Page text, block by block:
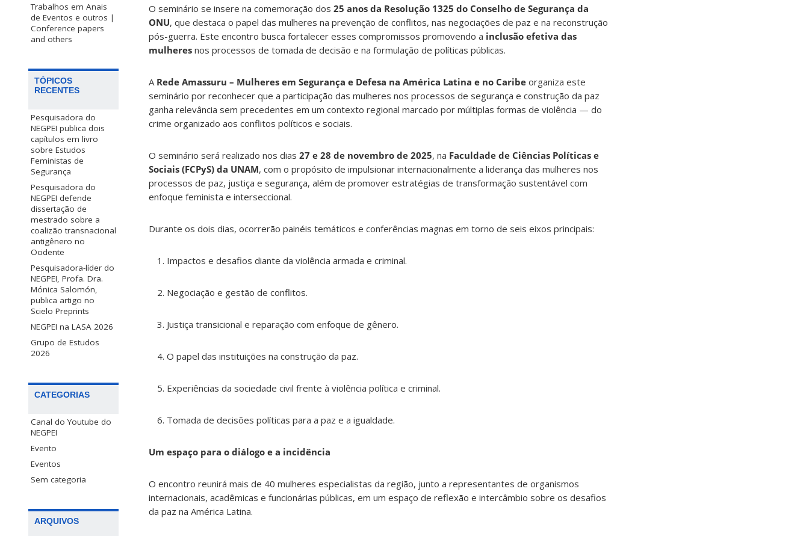
Trabalhos em Anais
de Eventos e outros |
Conference papers
and others
TÓPICOS
RECENTES
Pesquisadora do
NEGPEI publica dois
capítulos em livro
sobre Estudos
Feministas de
Segurança
Pesquisadora do
NEGPEI defende
dissertação de
mestrado sobre a
coalizão transnacional
antigênero no
Ocidente
Pesquisadora-líder do
NEGPEI, Profa. Dra.
Mónica Salomón,
publica artigo no
Scielo Preprints
NEGPEI na LASA 2026
Grupo de Estudos
2026
CATEGORIAS
Canal do Youtube do
NEGPEI
Evento
Eventos
Sem categoria
ARQUIVOS
O seminário se insere na comemoração dos 25 anos da Resolução 1325 do Conselho de Segurança da
ONU, que destaca o papel das mulheres na prevenção de conflitos, nas negociações de paz e na reconstrução
pós-guerra. Este encontro busca fortalecer esses compromissos promovendo a inclusão efetiva das
mulheres nos processos de tomada de decisão e na formulação de políticas públicas.
A Rede Amassuru – Mulheres em Segurança e Defesa na América Latina e no Caribe organiza este
seminário por reconhecer que a participação das mulheres nos processos de segurança e construção da paz
ganha relevância sem precedentes em um contexto regional marcado por múltiplas formas de violência — do
crime organizado aos conflitos políticos e sociais.
O seminário será realizado nos dias 27 e 28 de novembro de 2025, na Faculdade de Ciências Políticas e
Sociais (FCPyS) da UNAM, com o propósito de impulsionar internacionalmente a liderança das mulheres nos
processos de paz, justiça e segurança, além de promover estratégias de transformação sustentável com
enfoque feminista e interseccional.
Durante os dois dias, ocorrerão painéis temáticos e conferências magnas em torno de seis eixos principais:
Impactos e desafios diante da violência armada e criminal.
Negociação e gestão de conflitos.
Justiça transicional e reparação com enfoque de gênero.
O papel das instituições na construção da paz.
Experiências da sociedade civil frente à violência política e criminal.
Tomada de decisões políticas para a paz e a igualdade.
Um espaço para o diálogo e a incidência
O encontro reunirá mais de 40 mulheres especialistas da região, junto a representantes de organismos
internacionais, acadêmicas e funcionárias públicas, em um espaço de reflexão e intercâmbio sobre os desafios
da paz na América Latina.